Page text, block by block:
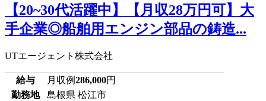
【20~30代活躍中】【月収28万円可】大
手企業◎船舶用エンジン部品の鋳造...
UTエージェント株式会社
給与 月収例286,000円
勤務地
島根県 松江市